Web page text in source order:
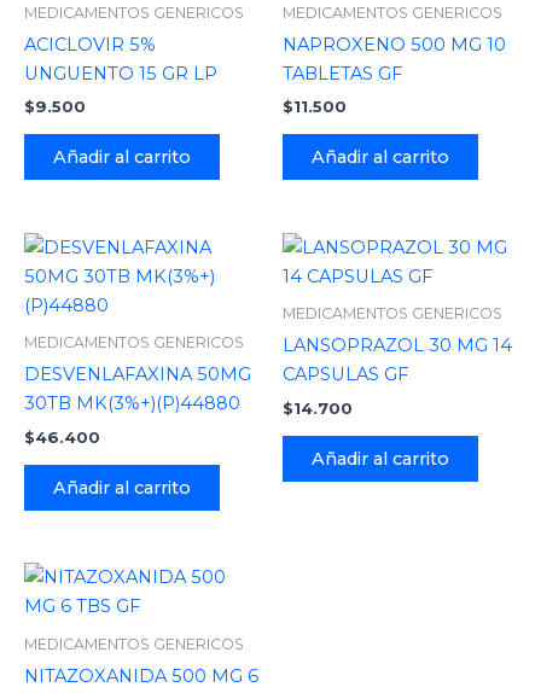
MEDICAMENTOS GENERICOS
ACICLOVIR 5%
UNGUENTO 15 GR LP
$9.500
Añadir al carrito
MEDICAMENTOS GENERICOS
NAPROXENO 500 MG 10
TABLETAS GF
$11.500
Añadir al carrito
MEDICAMENTOS GENERICOS
DESVENLAFAXINA 50MG
30TB MK(3%+)(P)44880
$46.400
Añadir al carrito
MEDICAMENTOS GENERICOS
LANSOPRAZOL 30 MG 14
CAPSULAS GF
$14.700
Añadir al carrito
MEDICAMENTOS GENERICOS
NITAZOXANIDA 500 MG 6